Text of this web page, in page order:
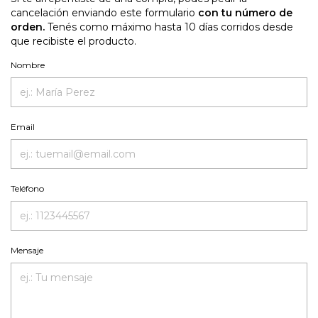
cancelación enviando este formulario con tu número de
orden. Tenés como máximo hasta 10 días corridos desde
que recibiste el producto.
Nombre
Email
Teléfono
Mensaje